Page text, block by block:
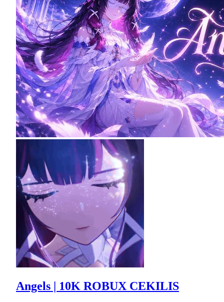
Angels | 10K ROBUX CEKILIS